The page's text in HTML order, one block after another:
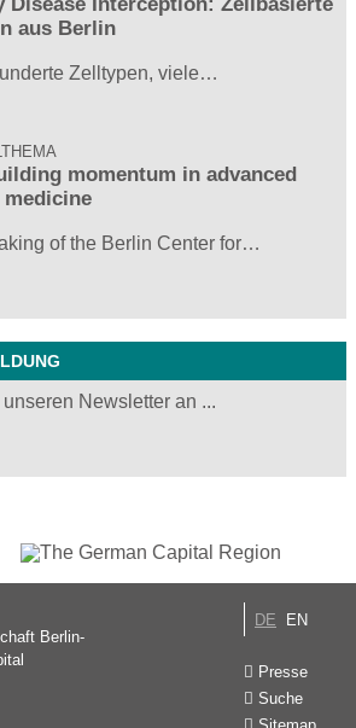
aus Berlin
Zelltypen, viele…
momentum in advanced
of the Berlin Center for…
Newsletter an ...
DE EN
Presse
Suche
Berlin-